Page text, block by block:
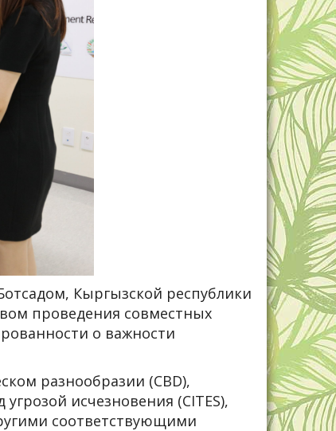
Кыргызской республики
проведения совместных
о важности
разнообразии (CBD),
исчезновения (CITES),
соответствующими